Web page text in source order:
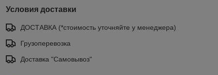
Условия доставки
ДОСТАВКА (*стоимость уточняйте у менеджера)
Грузоперевозка
Доставка "Самовывоз"